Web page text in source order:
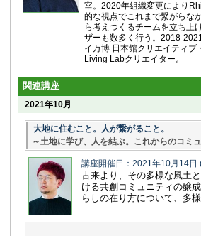
宰。2020年組織変更により
的な視点でこれまで繋がらな
ら考えつくるチームを立ち上
ザーも数多く行う。2018-
イ万博 日本館クリエイティ
Living Labクリエイター。
関連講座
2021年10月
大地に住むこと。人が繋がること。
～土地に学び、人を結ぶ。これからのコミ
講座開催日：2021年10月14日
古来より、その多様な風土
ける共創コミュニティの醸
らしの在り方について、多